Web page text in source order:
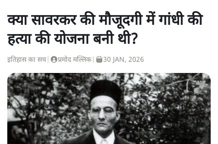
क्या सावरकर की मौजूदगी में गांधी की
हत्या की योजना बनी थी?
इतिहास का सच प्रमोद मल्लिक 30 JAN, 2026